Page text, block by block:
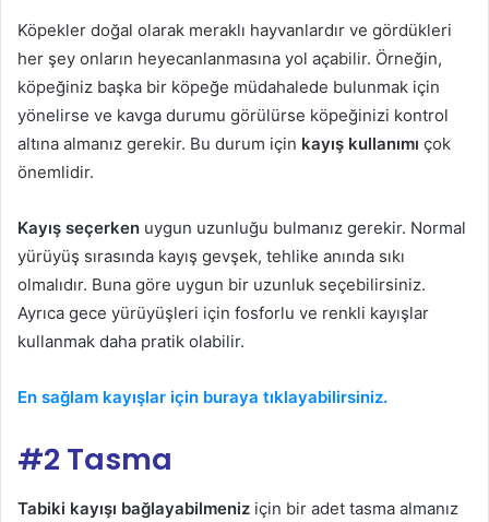
Köpekler doğal olarak meraklı hayvanlardır ve gördükleri
her şey onların heyecanlanmasına yol açabilir. Örneğin,
köpeğiniz başka bir köpeğe müdahalede bulunmak için
yönelirse ve kavga durumu görülürse köpeğinizi kontrol
altına almanız gerekir. Bu durum için kayış kullanımı çok
önemlidir.
Kayış seçerken uygun uzunluğu bulmanız gerekir. Normal
yürüyüş sırasında kayış gevşek, tehlike anında sıkı
olmalıdır. Buna göre uygun bir uzunluk seçebilirsiniz.
Ayrıca gece yürüyüşleri için fosforlu ve renkli kayışlar
kullanmak daha pratik olabilir.
En sağlam kayışlar için buraya tıklayabilirsiniz.
#2 Tasma
Tabiki kayışı bağlayabilmeniz için bir adet tasma almanız